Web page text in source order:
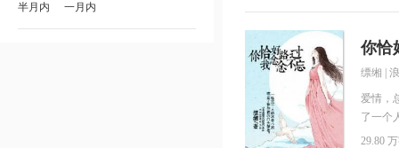
半月内 一月内
你恰
缥缃
爱情，
了一个
且退，
29.80